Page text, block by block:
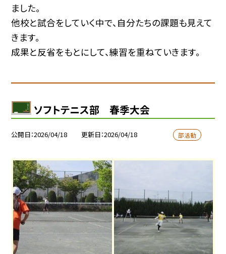
ました。
他校と試合をしていく中で、自分たちの課題も見えて
きます。
成果と反省をもとにして、練習を重ねていきます。
ソフトテニス部 春季大会
公開日 2026/04/18 更新日 2026/04/18 部活動